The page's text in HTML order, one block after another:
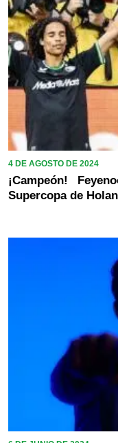
4 DE AGOSTO DE 2024
¡Campeón!
Supercopa de